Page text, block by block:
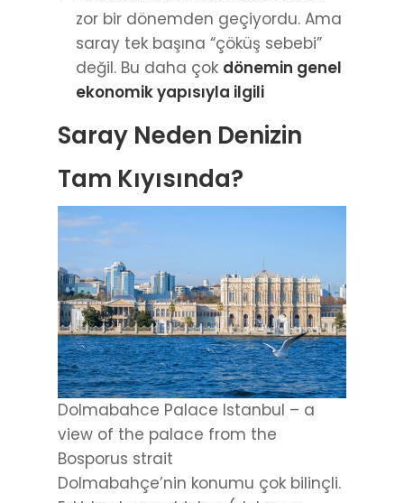
zor bir dönemden geçiyordu. Ama
saray tek başına “çöküş sebebi”
değil. Bu daha çok dönemin genel
ekonomik yapısıyla ilgili
Saray Neden Denizin
Tam Kıyısında?
Dolmabahce Palace Istanbul – a
view of the palace from the
Bosporus strait
Dolmabahçe’nin konumu çok bilinçli.